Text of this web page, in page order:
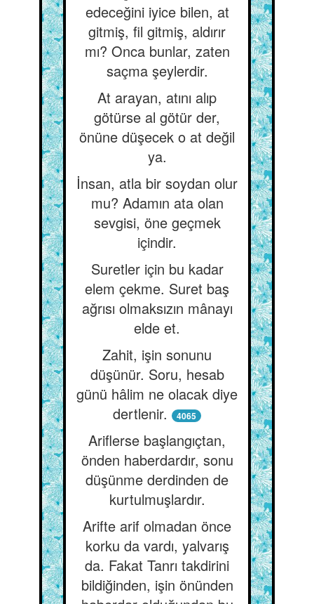
edeceğini iyice bilen, at
gitmiş, fil gitmiş, aldırır
mı? Onca bunlar, zaten
saçma şeylerdir.
At arayan, atını alıp
götürse al götür der,
önüne düşecek o at değil
ya.
İnsan, atla bir soydan olur
mu? Adamın ata olan
sevgisi, öne geçmek
içindir.
Suretler için bu kadar
elem çekme. Suret baş
ağrısı olmaksızın mânayı
elde et.
Zahit, işin sonunu
düşünür. Soru, hesab
günü hâlim ne olacak diye
dertlenir.
4065
Ariflerse başlangıçtan,
önden haberdardır, sonu
düşünme derdinden de
kurtulmuşlardır.
Arifte arif olmadan önce
korku da vardı, yalvarış
da. Fakat Tanrı takdirini
bildiğinden, işin önünden